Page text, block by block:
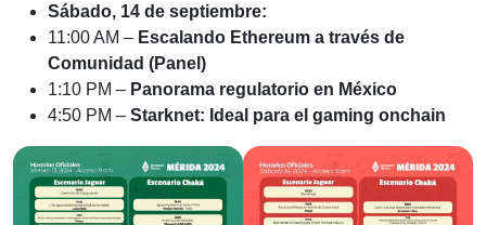
Sábado, 14 de septiembre:
11:00 AM – Escalando Ethereum a través de
Comunidad (Panel)
1:10 PM – Panorama regulatorio en México
4:50 PM – Starknet: Ideal para el gaming onchain